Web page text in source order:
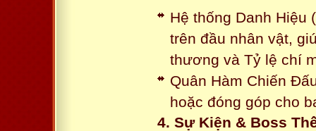
Hệ thống Danh Hiệu
trên đầu nhân vật,
thương và Tỷ lệ chí
Quân Hàm Chiến
hoặc đóng góp cho
4. Sự Kiện & Boss